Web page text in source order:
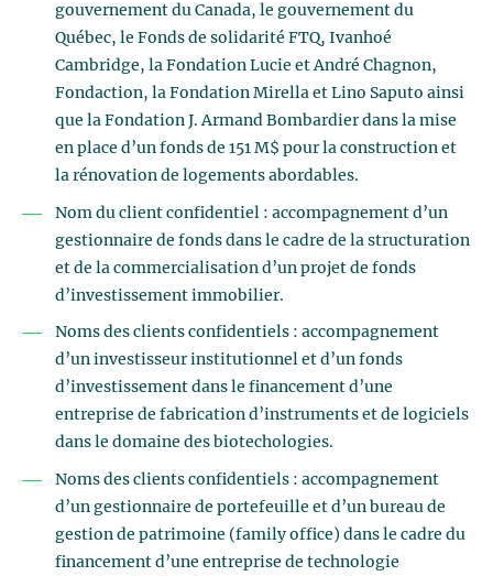
gouvernement du Canada, le gouvernement du
Québec, le Fonds de solidarité FTQ, Ivanhoé
Cambridge, la Fondation Lucie et André Chagnon,
Fondaction, la Fondation Mirella et Lino Saputo ainsi
que la Fondation J. Armand Bombardier dans la mise
en place d’un fonds de 151 M$ pour la construction et
la rénovation de logements abordables.
Nom du client confidentiel : accompagnement d’un
gestionnaire de fonds dans le cadre de la structuration
et de la commercialisation d’un projet de fonds
d’investissement immobilier.
Noms des clients confidentiels : accompagnement
d’un investisseur institutionnel et d’un fonds
d’investissement dans le financement d’une
entreprise de fabrication d’instruments et de logiciels
dans le domaine des biotechologies.
Noms des clients confidentiels : accompagnement
d’un gestionnaire de portefeuille et d’un bureau de
gestion de patrimoine (family office) dans le cadre du
financement d’une entreprise de technologie